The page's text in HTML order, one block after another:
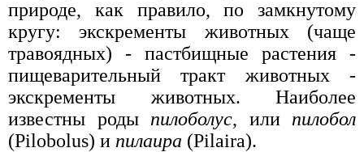
природе, как правило, по замкнутому
кругу: экскременты животных (чаще
травоядных) - пастбищные растения -
пищеварительный тракт животных -
экскременты животных. Наиболее
известны роды пилоболус, или пилобол
(Pilobolus) и пилаира (Pilaira).